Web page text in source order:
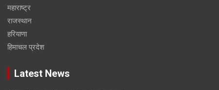
महाराष्ट्र
राजस्थान
हरियाणा
हिमाचल प्रदेश
Latest News